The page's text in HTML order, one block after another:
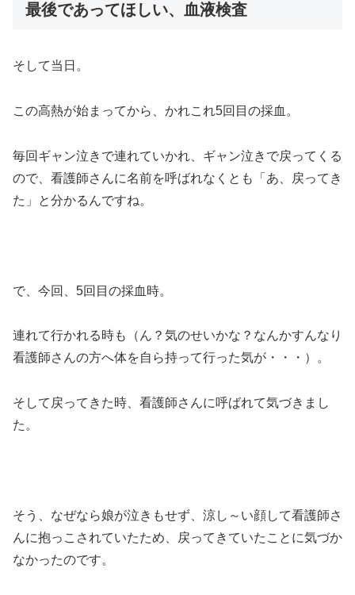
最後であってほしい、血液検査
そして当日。
この高熱が始まってから、かれこれ5回目の採血。
毎回ギャン泣きで連れていかれ、ギャン泣きで戻ってくる
ので、看護師さんに名前を呼ばれなくとも「あ、戻ってき
た」と分かるんですね。
で、今回、5回目の採血時。
連れて行かれる時も（ん？気のせいかな？なんかすんなり
看護師さんの方へ体を自ら持って行った気が・・・）。
そして戻ってきた時、看護師さんに呼ばれて気づきまし
た。
そう、なぜなら娘が泣きもせず、涼し～い顔して看護師さ
んに抱っこされていたため、戻ってきていたことに気づか
なかったのです。